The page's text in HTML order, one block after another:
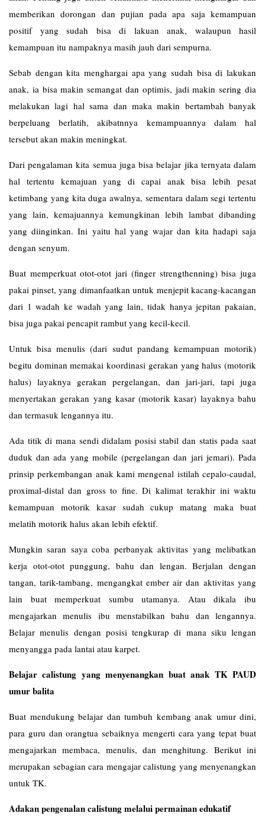
memberikan dorongan dan pujian pada apa saja kemampuan
positif yang sudah bisa di lakuan anak, walaupun hasil
kemampuan itu nampaknya masih jauh dari sempurna.
Sebab dengan kita menghargai apa yang sudah bisa di lakukan
anak, ia bisa makin semangat dan optimis, jadi makin sering dia
melakukan lagi hal sama dan maka makin bertambah banyak
berpeluang berlatih, akibatnnya kemampuannya dalam hal
tersebut akan makin meningkat.
Dari pengalaman kita semua juga bisa belajar jika ternyata dalam
hal tertentu kemajuan yang di capai anak bisa lebih pesat
ketimbang yang kita duga awalnya, sementara dalam segi tertentu
yang lain, kemajuannya kemungkinan lebih lambat dibanding
yang diinginkan. Ini yaitu hal yang wajar dan kita hadapi saja
dengan senyum.
Buat memperkuat otot-otot jari (finger strengthenning) bisa juga
pakai pinset, yang dimanfaatkan untuk menjepit kacang-kacangan
dari 1 wadah ke wadah yang lain, tidak hanya jepitan pakaian,
bisa juga pakai pencapit rambut yang kecil-kecil.
Untuk bisa menulis (dari sudut pandang kemampuan motorik)
begitu dominan memakai koordinasi gerakan yang halus (motorik
halus) layaknya gerakan pergelangan, dan jari-jari, tapi juga
menyertakan gerakan yang kasar (motorik kasar) layaknya bahu
dan termasuk lengannya itu.
Ada titik di mana sendi didalam posisi stabil dan statis pada saat
duduk dan ada yang mobile (pergelangan dan jari jemari). Pada
prinsip perkembangan anak kami mengenal istilah cepalo-caudal,
proximal-distal dan gross to fine. Di kalimat terakhir ini waktu
kemampuan motorik kasar sudah cukup matang maka buat
melatih motorik halus akan lebih efektif.
Mungkin saran saya coba perbanyak aktivitas yang melibatkan
kerja otot-otot punggung, bahu dan lengan. Berjalan dengan
tangan, tarik-tambang, mengangkat ember air dan aktivitas yang
lain buat memperkuat sumbu utamanya. Atau dikala ibu
mengajarkan menulis ibu menstabilkan bahu dan lengannya.
Belajar menulis dengan posisi tengkurap di mana siku lengan
menyangga pada lantai atau karpet.
Belajar calistung yang menyenangkan buat anak TK PAUD
umur balita
Buat mendukung belajar dan tumbuh kembang anak umur dini,
para guru dan orangtua sebaiknya mengerti cara yang tepat buat
mengajarkan membaca, menulis, dan menghitung. Berikut ini
merupakan sebagian cara mengajar calistung yang menyenangkan
untuk TK.
Adakan pengenalan calistung melalui permainan edukatif